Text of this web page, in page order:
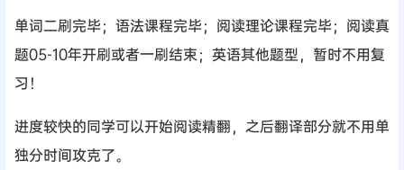
单词二刷完毕；语法课程完毕；阅读理论课程完毕；阅读真
题05-10年开刷或者一刷结束；英语其他题型，暂时不用复
习！
进度较快的同学可以开始阅读精翻，之后翻译部分就不用单
独分时间攻克了。